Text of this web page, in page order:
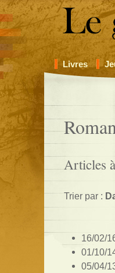
Livres
Articles
Trier par :
16/02/
01/10/
05/04/